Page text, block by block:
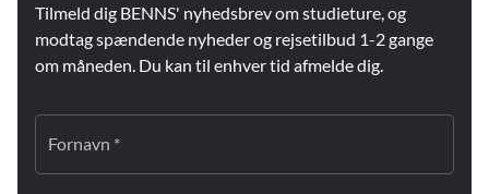
Tilmeld dig BENNS' nyhedsbrev om studieture, og
modtag spændende nyheder og rejsetilbud 1-2 gange
om måneden. Du kan til enhver tid afmelde dig.
Fornavn *